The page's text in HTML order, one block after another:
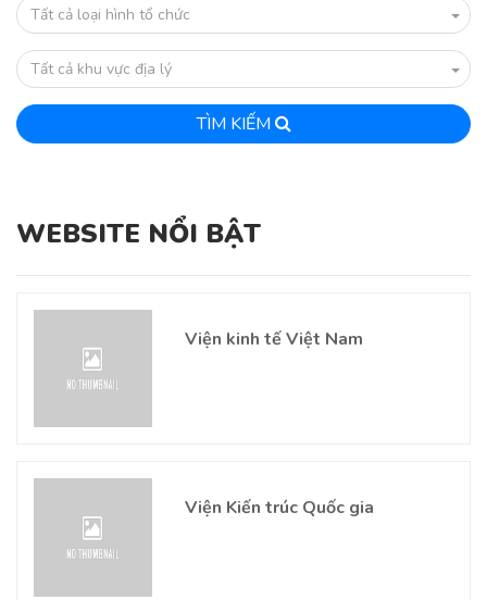
Tất cả loại hình tổ chức
Tất cả khu vực địa lý
TÌM KIẾM
WEBSITE NỔI BẬT
Viện kinh tế Việt Nam
Viện Kiến trúc Quốc gia